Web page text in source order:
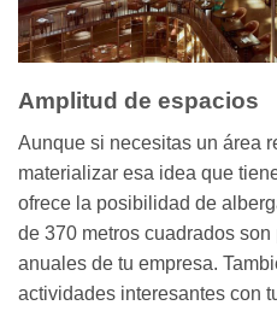
Amplitud de espacios
Aunque si necesitas un área
materializar esa idea que
ofrece la posibilidad de
de 370 metros cuadrados
anuales de tu empresa.
actividades interesantes con